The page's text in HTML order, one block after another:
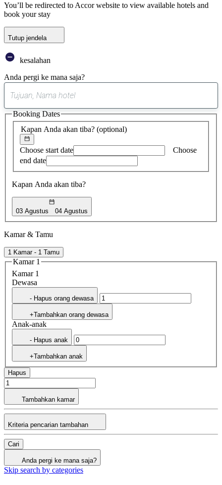
You’ll be redirected to Accor website to view available hotels and
book your stay
Tutup jendela
kesalahan
Anda pergi ke mana saja?
saran
ditemukan
Kapan Anda akan tiba? (optional)
Choose start date
Choose
end date
Kapan Anda akan tiba?
03 Agustus 04 Agustus
Booking Dates
Kamar & Tamu
1 Kamar - 1 Tamu
Kamar 1
Kamar 1
Dewasa
- Hapus orang dewasa
+Tambahkan orang dewasa
Anak-anak
- Hapus anak
+Tambahkan anak
Hapus
Tambahkan kamar
Kriteria pencarian tambahan
Cari
Anda pergi ke mana saja?
Skip search by categories